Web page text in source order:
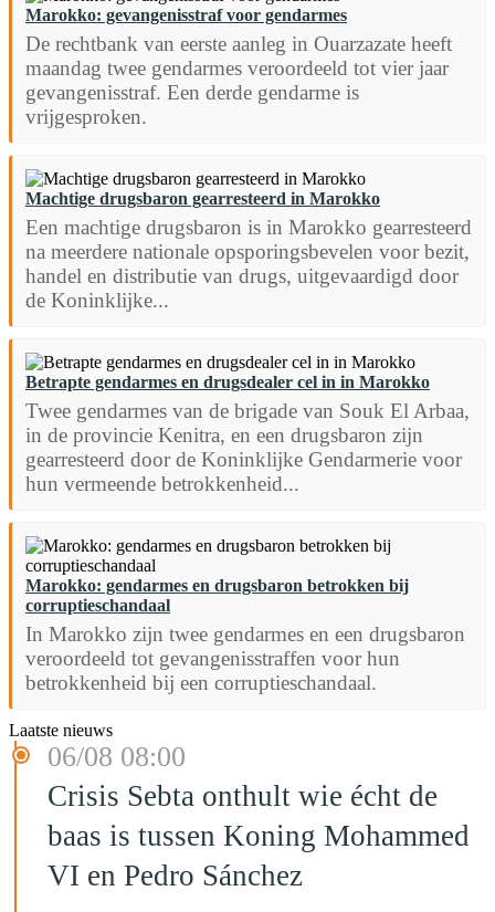
Marokko: gevangenisstraf voor gendarmes
De rechtbank van eerste aanleg in Ouarzazate heeft
maandag twee gendarmes veroordeeld tot vier jaar
gevangenisstraf. Een derde gendarme is
vrijgesproken.
Machtige drugsbaron gearresteerd in Marokko
Een machtige drugsbaron is in Marokko gearresteerd
na meerdere nationale opsporingsbevelen voor bezit,
handel en distributie van drugs, uitgevaardigd door
de Koninklijke...
Betrapte gendarmes en drugsdealer cel in in Marokko
Twee gendarmes van de brigade van Souk El Arbaa,
in de provincie Kenitra, en een drugsbaron zijn
gearresteerd door de Koninklijke Gendarmerie voor
hun vermeende betrokkenheid...
Marokko: gendarmes en drugsbaron betrokken bij
corruptieschandaal
In Marokko zijn twee gendarmes en een drugsbaron
veroordeeld tot gevangenisstraffen voor hun
betrokkenheid bij een corruptieschandaal.
Laatste nieuws
06/08 08:00
Crisis Sebta onthult wie écht de
baas is tussen Koning Mohammed
VI en Pedro Sánchez